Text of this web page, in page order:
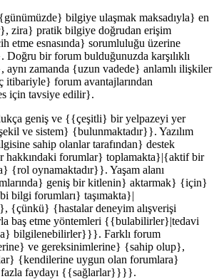
bilgiye ulaşmak maksadıyla} en
zira} pratik bilgiye doğrudan erişim
etme esnasında} sorumluluğu üzerine
bir forum bulduğunuzda karşılıklı
aynı zamanda {uzun vadede} anlamlı ilişkiler
forum avantajlarından
için tavsiye edilir}.
geniş ve {{çeşitli} bir yelpazeyi yer
ve sistem} {bulunmaktadır}}. Yazılım
sahip olanlar tarafından} destek
hakkındaki forumlar} toplamakta}|{aktif bir
{rol oynamaktadır}}. Yaşam alanı
geniş bir kitlenin} aktarmak} {için}
bilgi forumları} taşımakta}|
{çünkü} {hastalar deneyim alışverişi
baş etme yöntemleri {{bulabilirler}|tedavi
bilgilenebilirler}}}. Farklı forum
ve gereksinimlerine} {sahip olup},
{kendilerine uygun olan forumlara}
fazla faydayı {{sağlarlar}}}}.